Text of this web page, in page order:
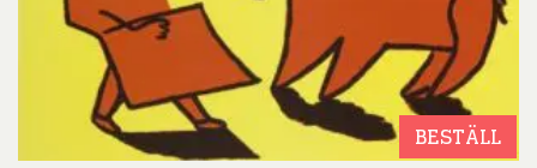
BESTÄLL